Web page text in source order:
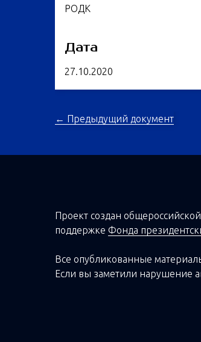
РОДК
Дата
27.10.2020
← Предыдущий документ
Проект создан общероссийской
поддержкеФонда
Все опубликованные
Если вы заметили нарушение